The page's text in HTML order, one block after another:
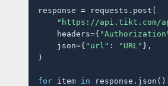
response = requests.post(
"https://api.tikt.com/
    headers={
    json={
"url" : "URL" },
)
for item in